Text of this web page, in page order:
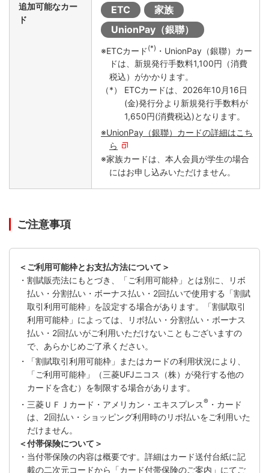
追加可能なカー
ド
ETC
家族
UnionPay（銀聯）
※ETCカード (*) ・UnionPay（銀聯）カー
ドは、新規発行手数料1,100円（消費
税込）がかかります。
ETCカードは、2026年10月16日
(金)発行分より新規発行手数料が
1,650円(消費税込)となります。
※UnionPay（銀聯）カードの詳細はこち
ら
※家族カードは、本人会員が学生の場合
にはお申し込みいただけません。
ご注意事項
＜ご利用可能枠とお支払方法について＞
・割賦販売法にもとづき、「ご利用可能枠」とは別に、リボ
払い・分割払い・ボーナス払い・2回払いで使用する「割賦
取引利用可能枠」を設定する場合があります。「割賦取引
利用可能枠」によっては、リボ払い・分割払い・ボーナス
払い・2回払いがご利用いただけないこともございますの
で、あらかじめご了承ください。
・「割賦取引利用可能枠」またはカードの利用状況により、
「ご利用可能枠」（三菱UFJニコス（株）が発行する他の
カードを含む）を制限する場合があります。
・三菱ＵＦＪカード・アメリカン・エキスプレス ® ・カード
は、2回払い・ショッピング利用時のリボ払いをご利用いた
だけません。
＜付帯保険について＞
・当付帯保険の内容は概要です。詳細はカード送付台紙に記
載の二次元コードから「カード付帯保険のご案内」にてご